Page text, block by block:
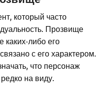
который часто
Прозвище
каких-либо его
с его характером.
что персонаж
на виду.